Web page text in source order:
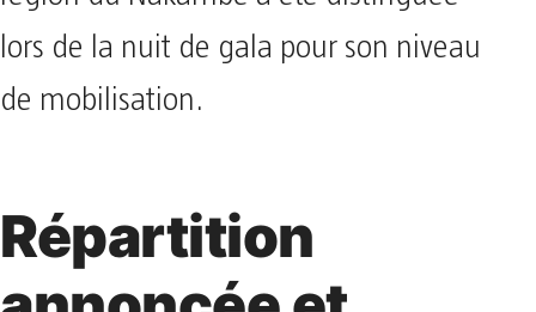
lors de la nuit de gala pour son niveau
de mobilisation.
Répartition